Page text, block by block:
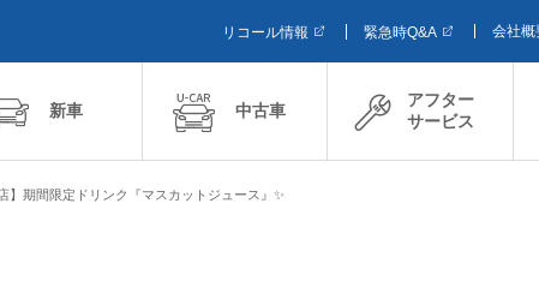
リコール情報 緊急時Q&A 会社概
新車 中古車
アフター
サービス
】期間限定ドリンク『マスカットジュース』✨